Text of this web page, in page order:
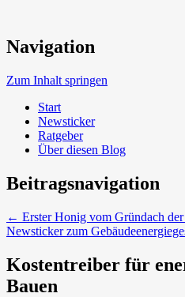
Umweltbewusst
Neue Trends beim
Navigation
Zum Inhalt springen
Start
Newsticker
Ratgeber
Über diesen Blog
Beitragsnavigation
← Erster Honig vom Gründach
Newsticker zum
Kostentreiber für
Bauen